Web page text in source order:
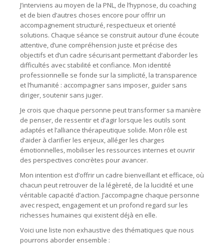
J’interviens au moyen de la PNL, de l’hypnose, du coaching
et de bien d’autres choses encore pour offrir un
accompagnement structuré, respectueux et orienté
solutions. Chaque séance se construit autour d’une écoute
attentive, d’une compréhension juste et précise des
objectifs et d’un cadre sécurisant permettant d’aborder les
difficultés avec stabilité et confiance. Mon identité
professionnelle se fonde sur la simplicité, la transparence
et l’humanité : accompagner sans imposer, guider sans
diriger, soutenir sans juger.
Je crois que chaque personne peut transformer sa manière
de penser, de ressentir et d’agir lorsque les outils sont
adaptés et l’alliance thérapeutique solide. Mon rôle est
d’aider à clarifier les enjeux, alléger les charges
émotionnelles, mobiliser les ressources internes et ouvrir
des perspectives concrètes pour avancer.
Mon intention est d’offrir un cadre bienveillant et efficace, où
chacun peut retrouver de la légèreté, de la lucidité et une
véritable capacité d’action. J’accompagne chaque personne
avec respect, engagement et un profond regard sur les
richesses humaines qui existent déjà en elle.
Voici une liste non exhaustive des thématiques que nous
pourrons aborder ensemble :